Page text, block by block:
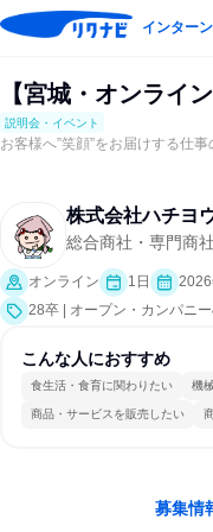
インターン
【宮城・オンライ
説明会・イベント
お客様へ”笑顔”をお届けする仕
株式会社ハチヨ
総合商社・専門商
オンライン 1日
2026
28卒 | オープン・カンパニ
こんな人におすすめ
食生活・食育に関わりたい 機
商品・サービスを販売したい
募集情